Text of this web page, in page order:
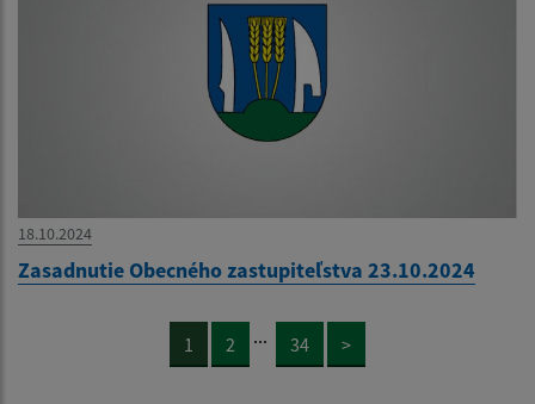
18.10.2024
Zasadnutie Obecného zastupiteľstva 23.10.2024
1 2 ... 34 >